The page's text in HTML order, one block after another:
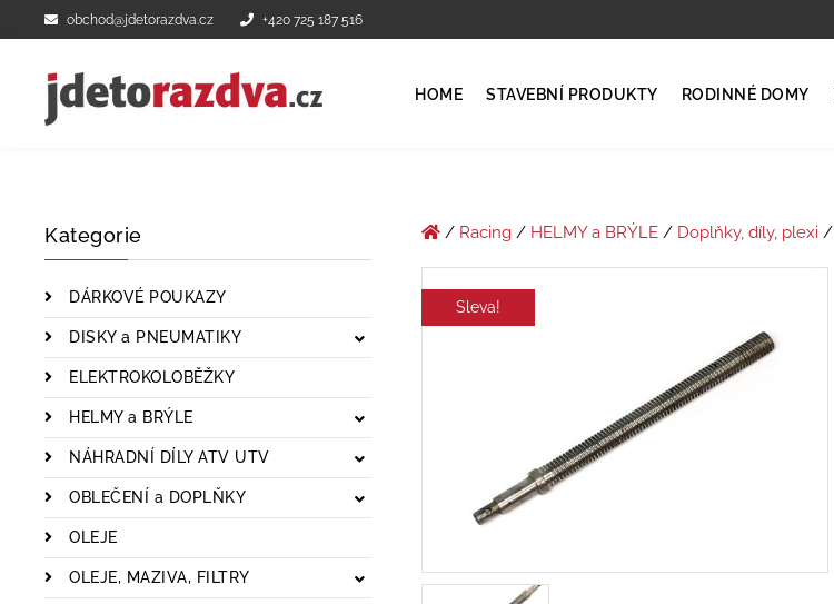
obchod@jdetorazdva.cz +420 725 187 516
HOME STAVEBNÍ PRODUKTY RODINNÉ DOMY
Kategorie
DÁRKOVÉ POUKAZY
DISKY a PNEUMATIKY
ELEKTROKOLOBĚŽKY
HELMY a BRÝLE
NÁHRADNÍ DÍLY ATV UTV
OBLEČENÍ a DOPLŇKY
OLEJE
OLEJE, MAZIVA, FILTRY
/ Racing/ HELMY a BRÝLE/ Doplňky, díly, plexi/
Sleva!